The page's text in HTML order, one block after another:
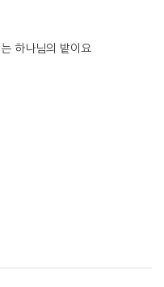
하나님의 밭이요